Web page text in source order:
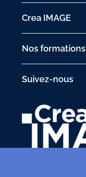
Crea IMAGE
Nos formations
Suivez-nous